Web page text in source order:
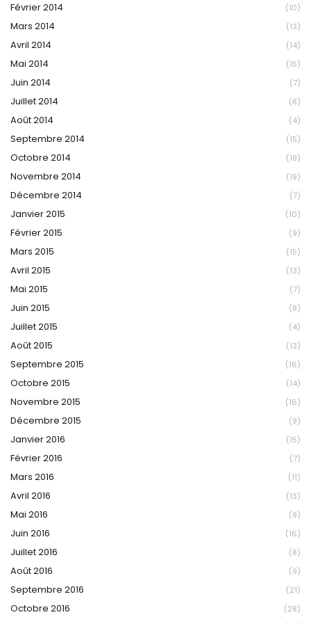
Février 2014 (10)
Mars 2014 (13)
Avril 2014 (14)
Mai 2014 (15)
Juin 2014 (7)
Juillet 2014 (8)
Août 2014 (4)
Septembre 2014 (15)
Octobre 2014 (19)
Novembre 2014 (19)
Décembre 2014 (7)
Janvier 2015 (10)
Février 2015 (9)
Mars 2015 (15)
Avril 2015 (13)
Mai 2015 (7)
Juin 2015 (8)
Juillet 2015 (4)
Août 2015 (13)
Septembre 2015 (16)
Octobre 2015 (14)
Novembre 2015 (16)
Décembre 2015 (9)
Janvier 2016 (15)
Février 2016 (7)
Mars 2016 (11)
Avril 2016 (13)
Mai 2016 (9)
Juin 2016 (16)
Juillet 2016 (8)
Août 2016 (9)
Septembre 2016 (21)
Octobre 2016 (28)